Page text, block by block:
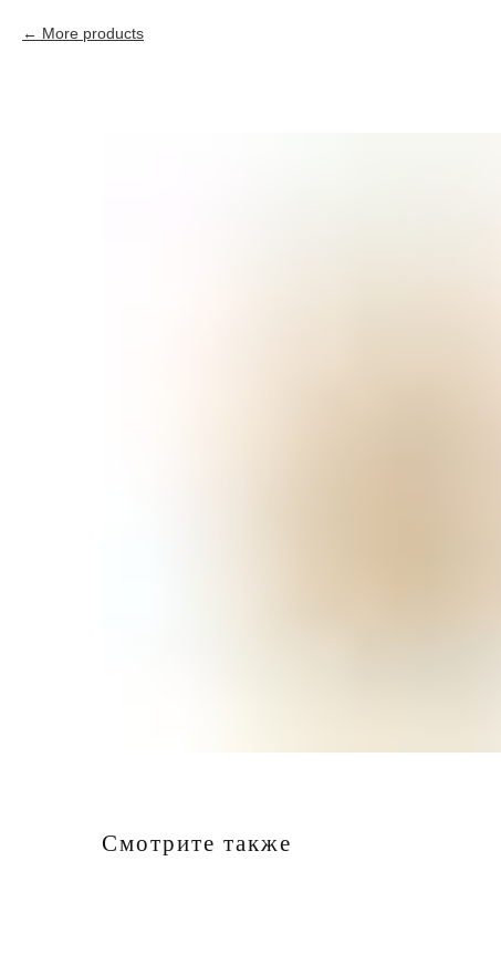
More products
Смотрите также